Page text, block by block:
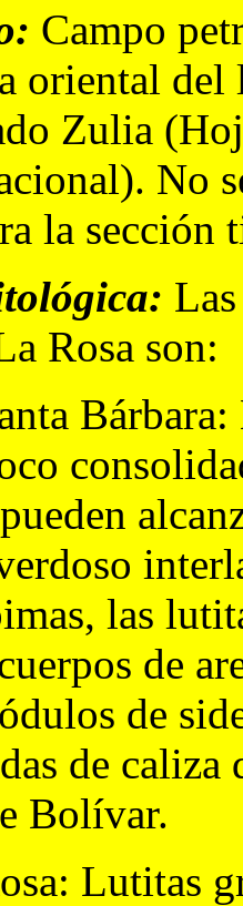
Campo
oriental
Zulia
No
la sección
Rosa son:
las
de
de
de
Bolívar.
Lutitas